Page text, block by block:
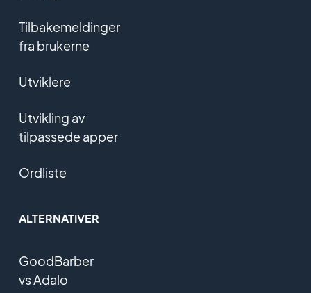
Tilbakemeldinger
fra brukerne
Utviklere
Utvikling av
tilpassede apper
Ordliste
ALTERNATIVER
GoodBarber
vs Adalo